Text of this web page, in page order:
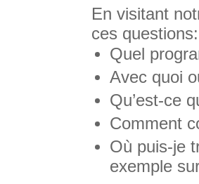
En visitant
ces questions:
Quel
Avec quoi
Qu’est-ce
Comment
Où puis-je
exemple